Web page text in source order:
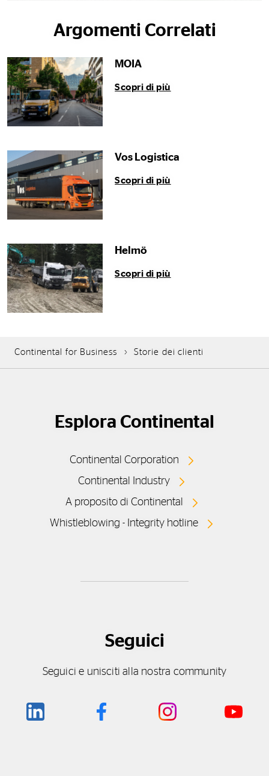
Argomenti Correlati
MOIA
Scopri di più
Vos Logistica
Scopri di più
Helmö
Scopri di più
Continental for Business Storie dei clienti
Esplora Continental
Continental Corporation
Continental Industry
A proposito di Continental
Whistleblowing - Integrity hotline
Seguici
Seguici e unisciti alla nostra community